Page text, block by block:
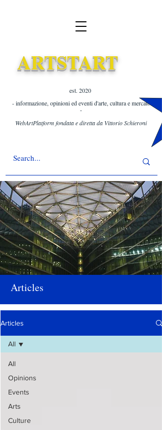
ARTSTART
est. 2020 ​
- informazione, opinioni ed eventi d'arte, cultura e mercato
-
WebArtPlatform fondata e diretta da Vittorio Schieroni
Articles
Articles
All
Opinions
Events
Arts
Culture
All